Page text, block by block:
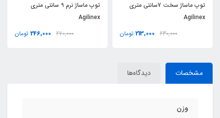
توپ ماساژ سخت 7سانتی متری
Agilinex
230,000
213,000 تومان
توپ ماساژ نرم 9 سانتی متری
Agilinex
270,000
246,000 تومان
مشخصات دیدگاه‌ها
وزن